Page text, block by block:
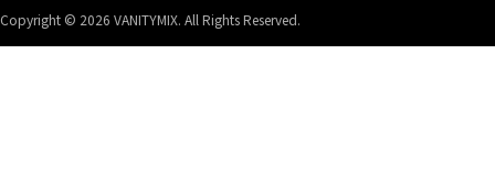
Copyright © 2026 VANITYMIX. All Rights Reserved.